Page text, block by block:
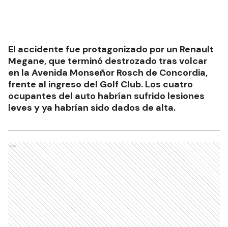
El accidente fue protagonizado por un Renault
Megane, que terminó destrozado tras volcar
en la Avenida Monseñor Rosch de Concordia,
frente al ingreso del Golf Club. Los cuatro
ocupantes del auto habrían sufrido lesiones
leves y ya habrían sido dados de alta.
Ads